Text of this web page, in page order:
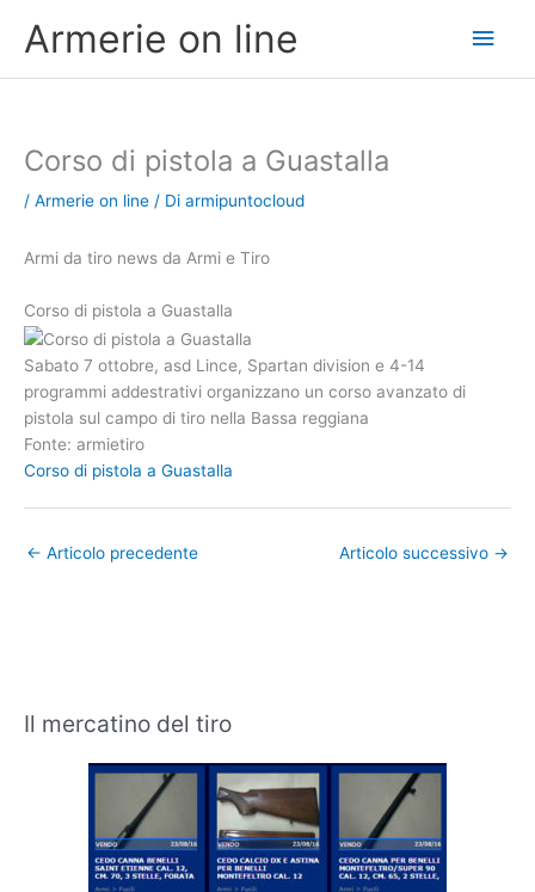
Armerie on line
Corso di pistola a Guastalla
/ Armerie on line / Di armipuntocloud
Armi da tiro news da Armi e Tiro
Corso di pistola a Guastalla
Sabato 7 ottobre, asd Lince, Spartan division e 4-14
programmi addestrativi organizzano un corso avanzato di
pistola sul campo di tiro nella Bassa reggiana
Fonte: armietiro
Corso di pistola a Guastalla
← Articolo precedente Articolo successivo →
Il mercatino del tiro